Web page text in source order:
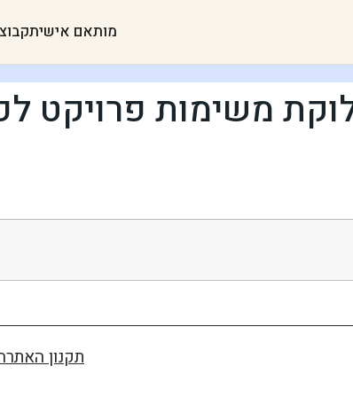
מותאם אישית
חלוקת משימות
תקנון האתר